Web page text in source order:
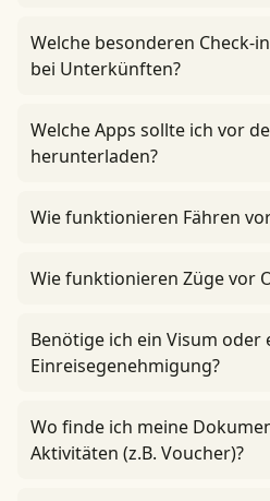
Welche besonderen Check-
bei Unterkünften?
Welche Apps sollte ich vor
herunterladen?
Wie funktionieren Fähren
Wie funktionieren Züge vor
Benötige ich ein Visum oder
Einreisegenehmigung?
Wo finde ich meine
Aktivitäten (z.B. Voucher)?